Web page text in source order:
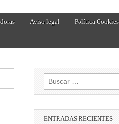
Aviso legal Política Cookies
Buscar:
ENTRADAS RECIENTES